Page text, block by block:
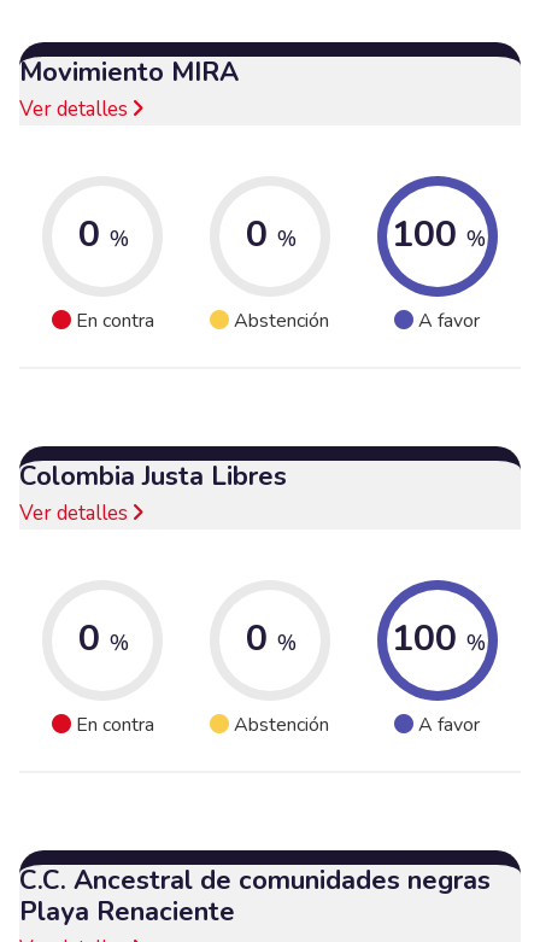
Movimiento MIRA
Ver detalles
0 %
En contra
0 %
Abstención
100 %
A favor
Colombia Justa Libres
Ver detalles
0 %
En contra
0 %
Abstención
100 %
A favor
C.C. Ancestral de comunidades negras
Playa Renaciente